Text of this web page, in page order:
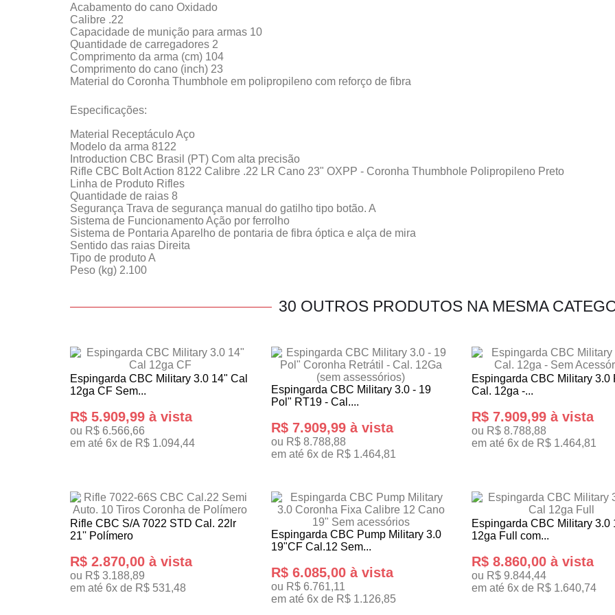
Acabamento do cano Oxidado
Calibre .22
Capacidade de munição para armas 10
Quantidade de carregadores 2
Comprimento da arma (cm) 104
Comprimento do cano (inch) 23
Material do Coronha Thumbhole em polipropileno com reforço de fibra
Especificações:
Material Receptáculo Aço
Modelo da arma 8122
Introduction CBC Brasil (PT) Com alta precisão
Rifle CBC Bolt Action 8122 Calibre .22 LR Cano 23" OXPP - Coronha Thumbhole Polipropileno Preto
Linha de Produto Rifles
Quantidade de raias 8
Segurança Trava de segurança manual do gatilho tipo botão. A
Sistema de Funcionamento Ação por ferrolho
Sistema de Pontaria Aparelho de pontaria de fibra óptica e alça de mira
Sentido das raias Direita
Tipo de produto A
Peso (kg) 2.100
30 OUTROS PRODUTOS NA MESMA
Espingarda CBC Military 3.0 14" Cal
12ga CF Sem...
R$ 5.909,99 à vista
ou R$ 6.566,66
em até 6x de R$ 1.094,44
Espingarda CBC Military 3.0 - 19
Pol" RT19 - Cal....
R$ 7.909,99 à vista
ou R$ 8.788,88
em até 6x de R$ 1.464,81
Espingarda CBC Military 3.0
Cal. 12ga -...
R$ 7.909,99 à vista
ou R$ 8.788,88
em até 6x de R$ 1.464,81
Rifle CBC S/A 7022 STD Cal. 22lr
21'' Polímero
R$ 2.870,00 à vista
ou R$ 3.188,89
em até 6x de R$ 531,48
Espingarda CBC Pump Military 3.0
19"CF Cal.12 Sem...
R$ 6.085,00 à vista
ou R$ 6.761,11
em até 6x de R$ 1.126,85
Espingarda CBC Military 3.0
12ga Full com...
R$ 8.860,00 à vista
ou R$ 9.844,44
em até 6x de R$ 1.640,74